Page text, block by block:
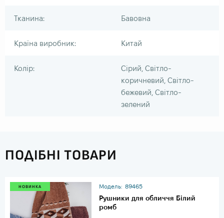
Тканина: Бавовна
Країна виробник: Китай
Колір:
Сірий, Світло-
коричневий, Світло-
бежевий, Світло-
зелений
ПОДІБНІ ТОВАРИ
НОВИНКА Модель: 89465
Рушники для обличчя Білий
ромб